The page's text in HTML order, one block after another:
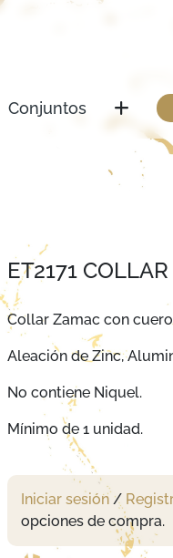
Conjuntos
ET2171 COLLAR
Collar Zamac con
Aleación de Zinc,
No contiene Niquel.
Mínimo de 1 unidad.
Iniciar sesión /
opciones de compra.